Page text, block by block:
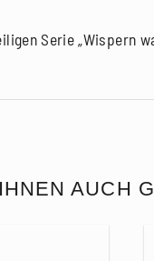
Serie „Wispern
AUCH